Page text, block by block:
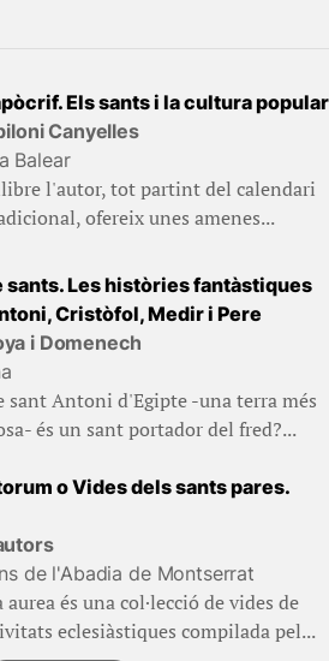
Els sants i la cultura popular
Canyelles
Balear
l'autor, tot partint del calendari
ofereix unes amenes...
sants. Les històries fantàstiques
Cristòfol, Medir i Pere
i Domenech
sant Antoni d'Egipte -una terra més
és un sant portador del fred?...
o Vides dels sants pares.
de l'Abadia de Montserrat
aurea és una col·lecció de vides de
eclesiàstiques compilada pel...